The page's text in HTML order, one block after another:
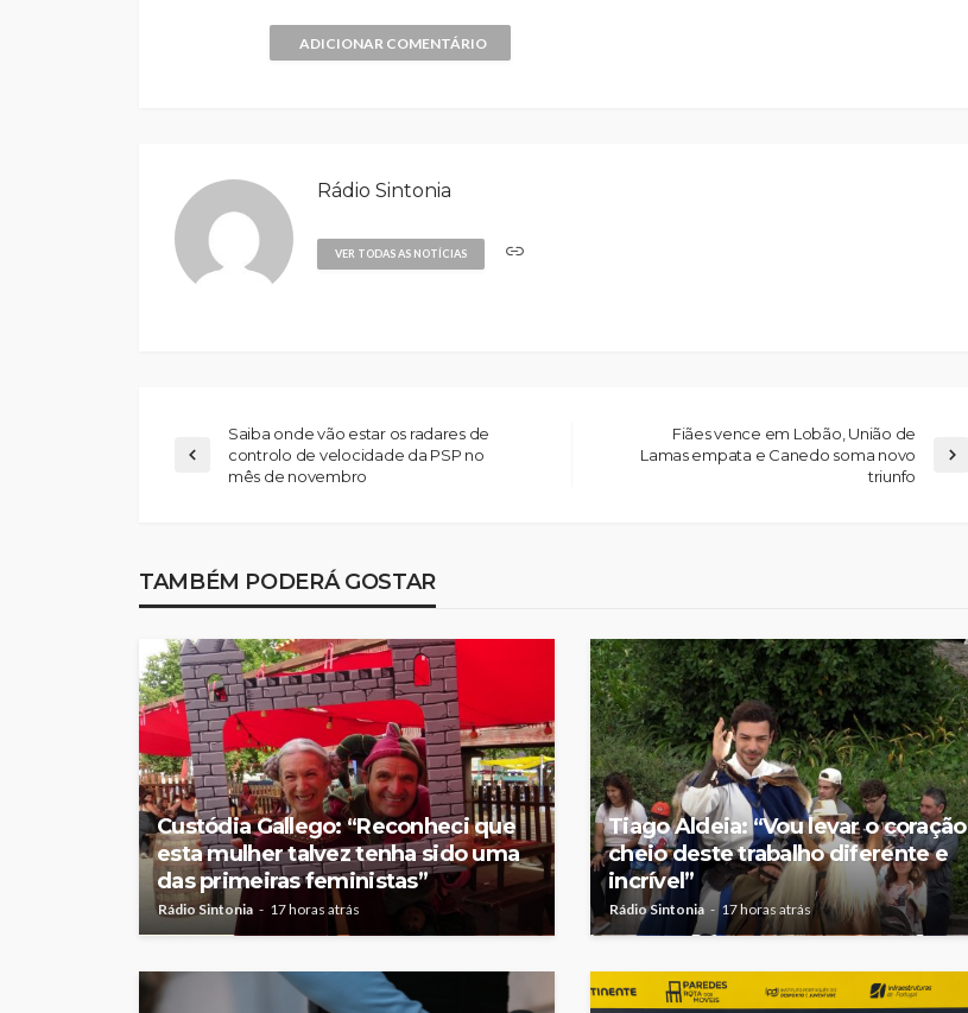
ADICIONAR COMENTÁRIO
Rádio Sintonia
VER TODAS AS NOTÍCIAS
Saiba onde vão estar os radares de
controlo de velocidade da PSP no
mês de novembro
Fiães vence em Lobão, União de
Lamas empata e Canedo soma novo
triunfo
TAMBÉM PODERÁ GOSTAR
Custódia Gallego: “Reconheci que
esta mulher talvez tenha sido uma
das primeiras feministas”
Rádio Sintonia 17 horas atrás
Tiago Aldeia: “Vou levar o coração
cheio deste trabalho diferente e
incrível”
Rádio Sintonia 17 horas atrás